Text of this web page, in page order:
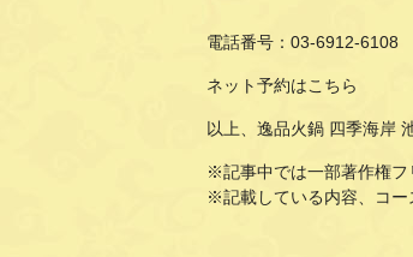
電話番号： 03-6912-6108
ネット予約はこちら
以上、逸品火鍋 四季海岸
※記事中では一部著作権フ
※記載している内容、コー